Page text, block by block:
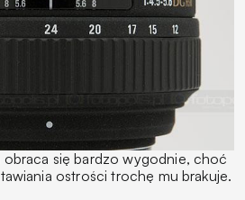
się bardzo wygodnie, choć
ostrości trochę mu brakuje.